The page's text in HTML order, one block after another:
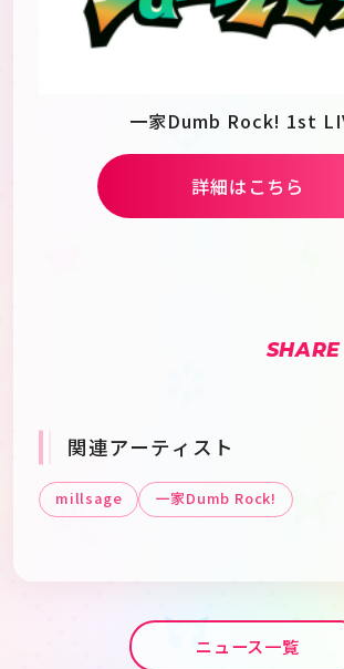
一家Dumb Rock! 1st
詳細はこちら
SHARE
関連アーティスト
millsage 一家Dumb Rock!
ニュース一覧